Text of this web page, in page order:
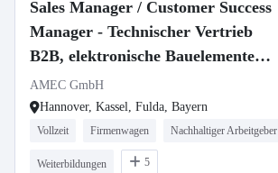
Sales Manager / Customer Success
Manager - Technischer Vertrieb
B2B, elektronische Bauelemente
(m/w/d)
AMEC GmbH
Hannover, Kassel, Fulda, Bayern
Vollzeit Firmenwagen Nachhaltiger Arbeitgeber
Weiterbildungen 5